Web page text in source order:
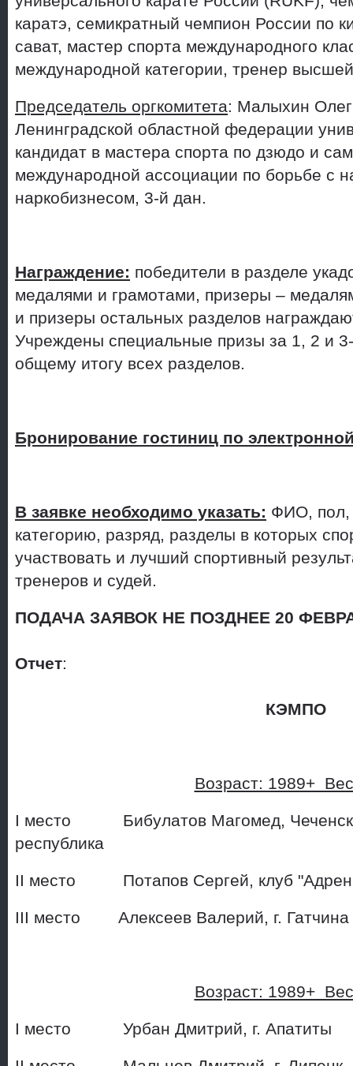
каратэ, семикратный чемпион России по
сават, мастер спорта международного
международной категории, тренер
Председатель оргкомитета: Малыхин Олег
Ленинградской областной федерации
кандидат в мастера спорта по дзюдо и
международной ассоциации по борьбе с
наркобизнесом, 3-й дан.
Награждение: победители в разделе
медалями и грамотами, призеры –
и призеры остальных разделов
Учреждены специальные призы за 1, 2 и
общему итогу всех разделов.
Бронирование гостиниц по
В заявке необходимо указать: ФИО, пол,
категорию, разряд, разделы в которых
участвовать и лучший спортивный
тренеров и судей.
ПОДАЧА ЗАЯВОК НЕ ПОЗДНЕЕ 20
Отчет:
КЭМПО
Возраст: 1989+
I место Бибулатов Магомед,
республика
II место Потапов Сергей,
III место Алексеев
Возраст: 1989+
I место Урбан Дмитрий,